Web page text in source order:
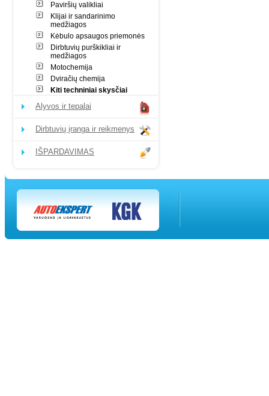
Paviršių valikliai
Klijai ir sandarinimo
medžiagos
Kėbulo apsaugos priemonės
Dirbtuvių purškikliai ir
medžiagos
Motochemija
Dviračių chemija
Kiti techniniai skysčiai
Alyvos ir tepalai
Dirbtuvių įranga ir reikmenys
IŠPARDAVIMAS